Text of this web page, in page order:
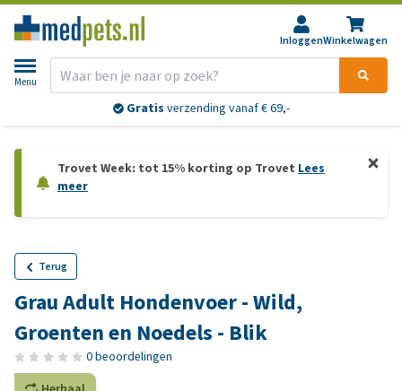
InloggenWinkelwagen
Menu
Gratis verzending vanaf € 69,-
Trovet Week: tot 15% korting op Trovet Lees
meer
Terug
Grau Adult Hondenvoer - Wild,
Groenten en Noedels - Blik
0 beoordelingen